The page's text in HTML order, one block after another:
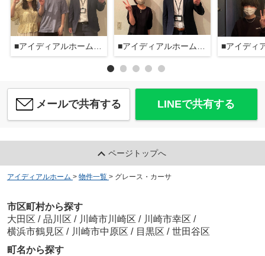
メールで共有する LINEで共有する
ページトップへ
アイディアルホーム > 物件一覧 > グレース・カーサ
市区町村から探す
大田区 / 品川区 / 川崎市川崎区 / 川崎市幸区 /
横浜市鶴見区 / 川崎市中原区 / 目黒区 / 世田谷区
町名から探す